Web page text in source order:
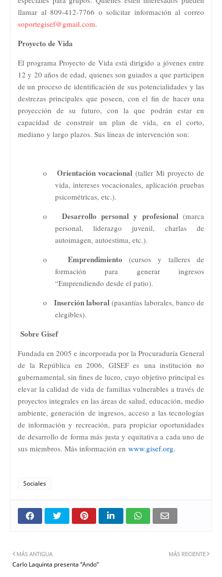
llamar al 809-412-7766 o solicitar información al correo
soportegisef@gmail.com.
Proyecto de Vida
El programa Proyecto de Vida está dirigido a jóvenes entre
12 y 20 años de edad, quienes son guiados a que participen
de un proceso de identificación de sus potencialidades y las
destrezas principales que poseen, con el fin de hacer una
proyección de su futuro, con la que podrán estar en
capacidad de construir un plan de vida, en el corto,
mediano y largo plazos. Sus líneas de intervención son:
o Orientación vocacional (taller Mi proyecto de
vida, intereses vocacionales, aplicación pruebas
psicométricas, etc.).
o
Desarrollo personal y profesional (marca
personal, liderazgo juvenil, charlas de
autoimagen, autoestima, etc.).
o
Emprendimiento (cursos y talleres de
formación para generar ingresos
“Emprendiendo desde el patio).
o
Inserción laboral (pasantías laborales, banco de
elegibles).
Sobre Gisef
Fundada en 2005 e incorporada por la Procuraduría General
de la República en 2006, GISEF es una institución no
gubernamental, sin fines de lucro, cuyo objetivo principal es
elevar la calidad de vida de familias vulnerables a través de
proyectos integrales en las áreas de salud, educación, medio
ambiente, generación de ingresos, acceso a las tecnologías
de información y recreación, para propiciar oportunidades
de desarrollo de forma más justa y equitativa a cada uno de
sus miembros. Más información en www.gisef.org.
Sociales
MÁS RECIENTE
MÁS ANTIGUA
Carlo Laquinta presenta “Ando”